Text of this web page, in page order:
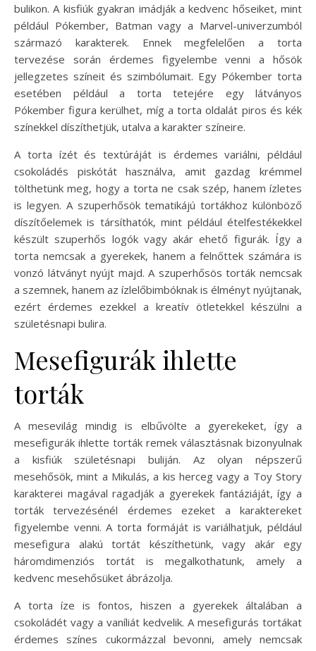
bulikon. A kisfiúk gyakran imádják a kedvenc hőseiket, mint
például Pókember, Batman vagy a Marvel-univerzumból
származó karakterek. Ennek megfelelően a torta
tervezése során érdemes figyelembe venni a hősök
jellegzetes színeit és szimbólumait. Egy Pókember torta
esetében például a torta tetejére egy látványos
Pókember figura kerülhet, míg a torta oldalát piros és kék
színekkel díszíthetjük, utalva a karakter színeire.
A torta ízét és textúráját is érdemes variálni, például
csokoládés piskótát használva, amit gazdag krémmel
tölthetünk meg, hogy a torta ne csak szép, hanem ízletes
is legyen. A szuperhősök tematikájú tortákhoz különböző
díszítőelemek is társíthatók, mint például ételfestékekkel
készült szuperhős logók vagy akár ehető figurák. Így a
torta nemcsak a gyerekek, hanem a felnőttek számára is
vonzó látványt nyújt majd. A szuperhősös torták nemcsak
a szemnek, hanem az ízlelőbimbóknak is élményt nyújtanak,
ezért érdemes ezekkel a kreatív ötletekkel készülni a
születésnapi bulira.
Mesefigurák ihlette
torták
A mesevilág mindig is elbűvölte a gyerekeket, így a
mesefigurák ihlette torták remek választásnak bizonyulnak
a kisfiúk születésnapi buliján. Az olyan népszerű
mesehősök, mint a Mikulás, a kis herceg vagy a Toy Story
karakterei magával ragadják a gyerekek fantáziáját, így a
torták tervezésénél érdemes ezeket a karaktereket
figyelembe venni. A torta formáját is variálhatjuk, például
mesefigura alakú tortát készíthetünk, vagy akár egy
háromdimenziós tortát is megalkothatunk, amely a
kedvenc mesehősüket ábrázolja.
A torta íze is fontos, hiszen a gyerekek általában a
csokoládét vagy a vaníliát kedvelik. A mesefigurás tortákat
érdemes színes cukormázzal bevonni, amely nemcsak